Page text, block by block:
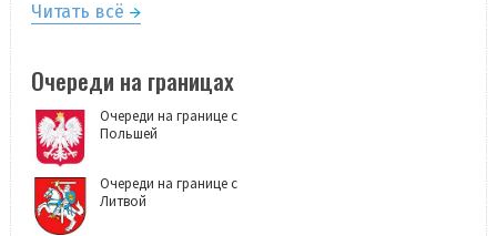
Читать всё
Очереди на границах
Очереди на границе с
Польшей
Очереди на границе с
Литвой